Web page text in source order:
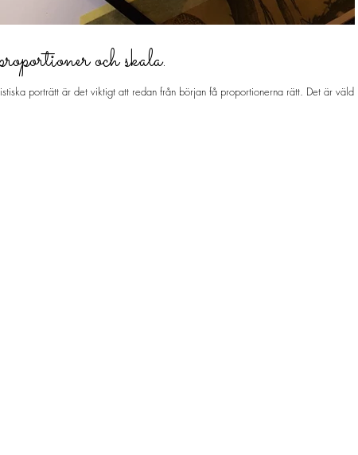
och skala.
porträtt är det viktigt att redan från början få proportionerna rätt. Det är väldigt